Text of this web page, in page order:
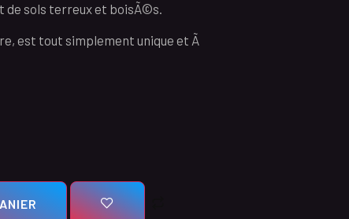
de sols terreux et boisÃ©s.
est tout simplement unique et Ã